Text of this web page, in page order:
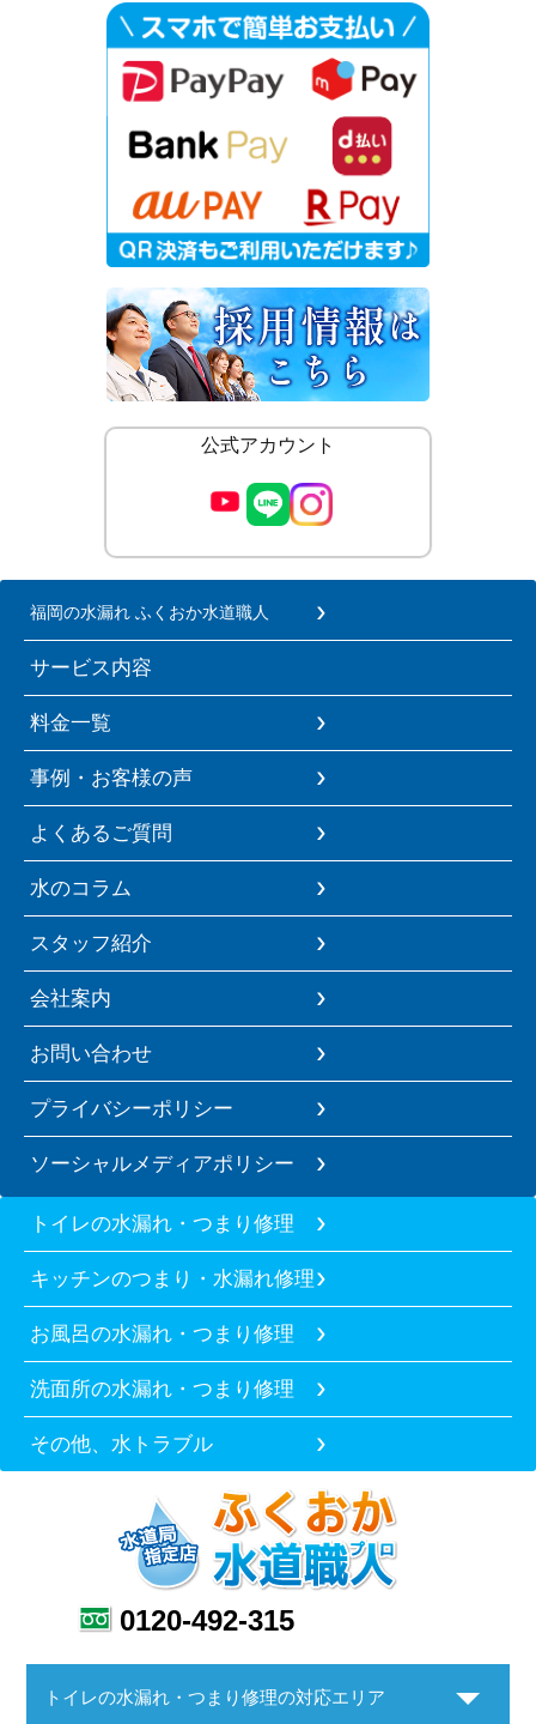
公式アカウント
福岡の水漏れ ふくおか水道職人
サービス内容
料金一覧
事例・お客様の声
よくあるご質問
水のコラム
スタッフ紹介
会社案内
お問い合わせ
プライバシーポリシー
ソーシャルメディアポリシー
トイレの水漏れ・つまり修理
キッチンのつまり・水漏れ修理
お風呂の水漏れ・つまり修理
洗面所の水漏れ・つまり修理
その他、水トラブル
0120-492-315
トイレの水漏れ・つまり修理の対応エリア